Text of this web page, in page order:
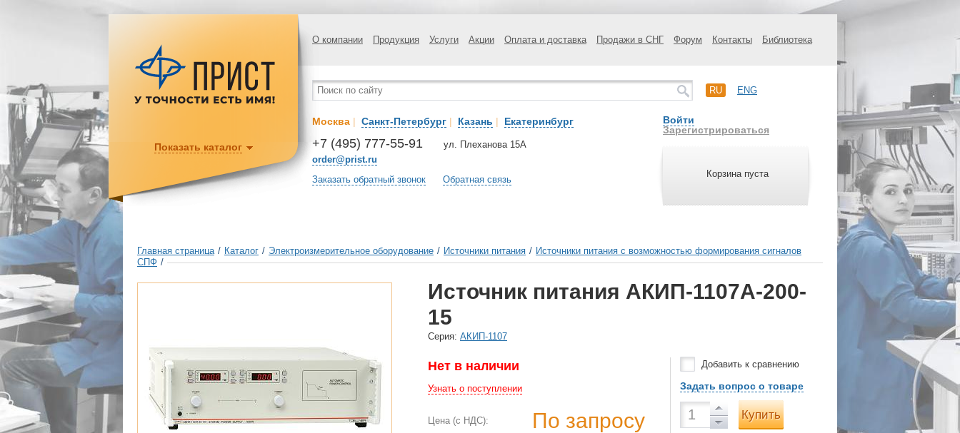
О компании Продукция Услуги Акции Оплата и доставка Продажи в СНГ Форум Контакты Библиотека
RU ENG
Москва | Санкт-Петербург | Казань | Екатеринбург
+7 (495) 777-55-91
order@prist.ru
ул. Плеханова 15А
Заказать обратный звонок Обратная связь
Войти
Зарегистрироваться
Корзина пуста
Показать каталог
Главная страница / Каталог / Электроизмерительное оборудование / Источники питания / Источники питания с возможностью формирования сигналов
СПФ /
Источник питания АКИП-1107A-200-
15
Cерия: АКИП-1107
Нет в наличии
Узнать о поступлении
Цена (с НДС): По запросу
Добавить к сравнению
Задать вопрос о товаре
Купить